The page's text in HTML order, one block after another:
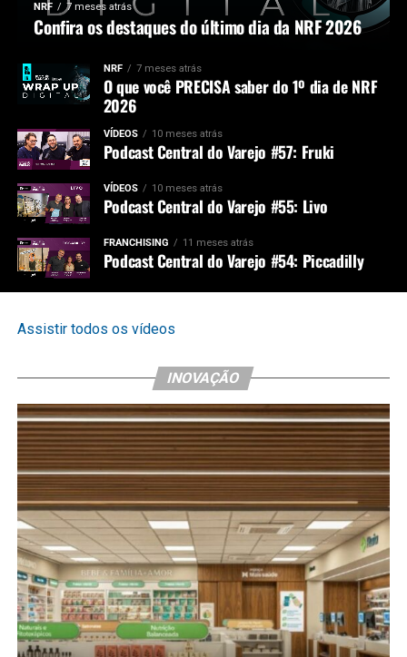
NRF 7 meses atrás
Confira os destaques do último dia da NRF 2026
NRF 7 meses atrás
O que você PRECISA saber do 1º dia de NRF
2026
VÍDEOS 10 meses atrás
Podcast Central do Varejo #57: Fruki
VÍDEOS 10 meses atrás
Podcast Central do Varejo #55: Livo
FRANCHISING 11 meses atrás
Podcast Central do Varejo #54: Piccadilly
Assistir todos os vídeos
INOVAÇÃO